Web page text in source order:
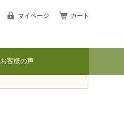
マイページ カート
お客様の声